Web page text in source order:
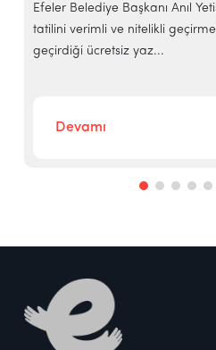
Efeler Belediye Başkanı Anıl
tatilini verimli ve nitelikli
geçirdiği ücretsiz yaz...
Devamı